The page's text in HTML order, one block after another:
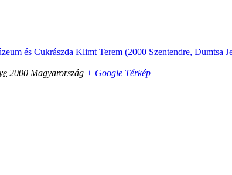
és Cukrászda Klimt Terem (2000 Szentendre, Dumtsa
2000 Magyarország + Google Térkép